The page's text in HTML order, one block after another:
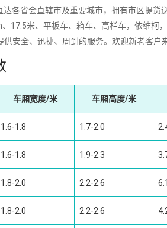
各省会直辖市及重要城市，拥有市区提货
17.5米、平板车、箱车、高栏车，依维柯
安全、迅捷、周到的服务。欢迎新老客户
车厢宽度/米 车厢高度/米
1.6-1.8 1.7-2.0
1.6-1.8 1.9-2.3
1.8-2.0 2.2-2.6
1.8-2.0 2.2-2.6